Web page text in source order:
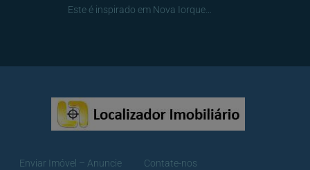
Este é inspirado em Nova Iorque…
Enviar Imóvel – Anuncie Contate-nos